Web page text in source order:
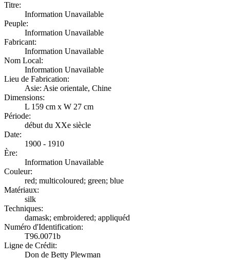
Titre:
Information Unavailable
Peuple:
Information Unavailable
Fabricant:
Information Unavailable
Nom Local:
Information Unavailable
Lieu de Fabrication:
Asie: Asie orientale, Chine
Dimensions:
L 159 cm x W 27 cm
Période:
début du XXe siècle
Date:
1900 - 1910
Ère:
Information Unavailable
Couleur:
red; multicoloured; green; blue
Matériaux:
silk
Techniques:
damask; embroidered; appliquéd
Numéro d'Identification:
T96.0071b
Ligne de Crédit:
Don de Betty Plewman